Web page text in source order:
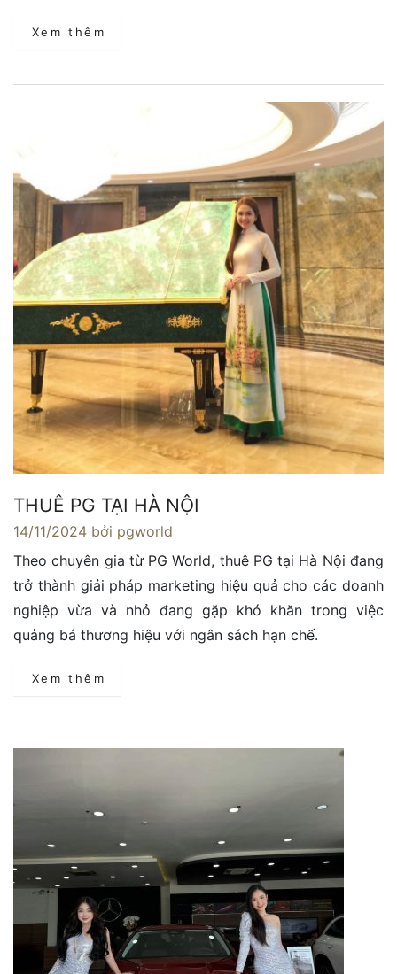
Xem thêm
THUÊ PG TẠI HÀ NỘI
14/11/2024 bởi pgworld
Theo chuyên gia từ PG World, thuê PG tại Hà Nội đang
trở thành giải pháp marketing hiệu quả cho các doanh
nghiệp vừa và nhỏ đang gặp khó khăn trong việc
quảng bá thương hiệu với ngân sách hạn chế.
Xem thêm